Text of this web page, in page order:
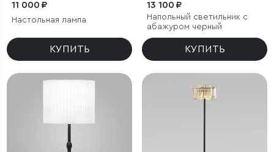
11 000 ₽
Настольная лампа
КУПИТЬ
13 100 ₽
Напольный светильник с
абажуром черный
КУПИТЬ